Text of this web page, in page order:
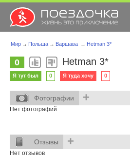
Мир → Польша → Варшава → Hetman 3*
0 Hetman 3*
Я тут был 0 Я туда хочу 0
Фотографии +
Нет фотографий
Отзывы +
Нет отзывов